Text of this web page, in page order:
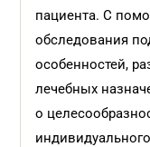
пациента. С
обследования
особенностей,
лечебных
о